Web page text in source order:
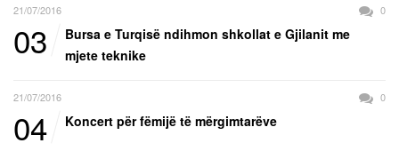
21/07/2016 0
03
Bursa e Turqisë ndihmon shkollat e Gjilanit me
mjete teknike
21/07/2016 0
04 Koncert për fëmijë të mërgimtarëve